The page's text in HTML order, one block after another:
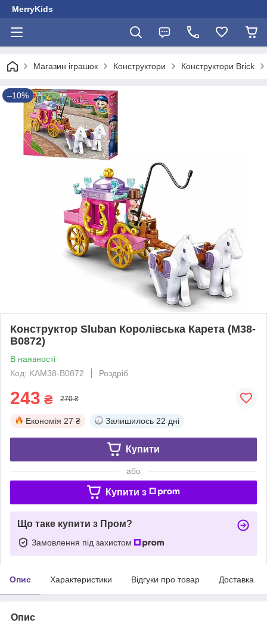
MerryKids
Магазин іграшок Конструктори Конструктори Brick
–10%
Конструктор Sluban Королівська Карета (M38-
B0872)
В наявності
Код: KAM38-B0872
Роздріб
243 ₴ 270 ₴
Економія 27 ₴ Залишилось 22 дні
Купити
або
Купити з
Що таке купити з Пром?
Замовлення під захистом
Опис Характеристики Відгуки про товар Доставка
Опис